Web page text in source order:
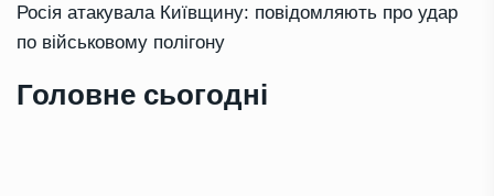
Росія атакувала Київщину: повідомляють про удар
по військовому полігону
Головне сьогодні